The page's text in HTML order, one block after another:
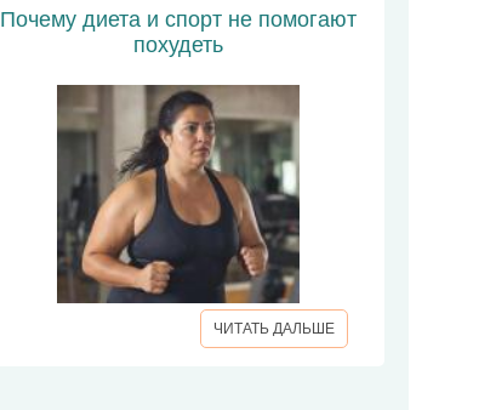
Почему диета и спорт не помогают
похудеть
ЧИТАТЬ ДАЛЬШЕ